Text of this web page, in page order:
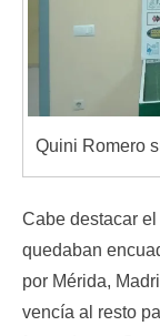
Quini Romero
Cabe destacar el
quedaban
por Mérida,
vencía al resto